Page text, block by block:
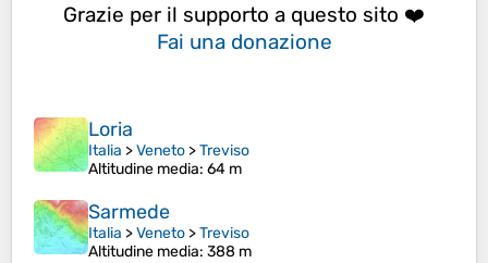
Grazie per il supporto a questo sito ❤️
Fai una donazione
Loria
Italia >Veneto >Treviso
Altitudine media: 64 m
Sarmede
Italia >Veneto >Treviso
Altitudine media: 388 m